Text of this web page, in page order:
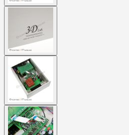
larger
image
View
larger
image